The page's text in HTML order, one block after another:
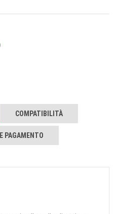
COMPATIBILITÀ
PAGAMENTO